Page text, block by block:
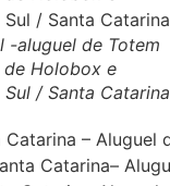
-aluguel de Totem
Holobox e
/ Santa Catarina